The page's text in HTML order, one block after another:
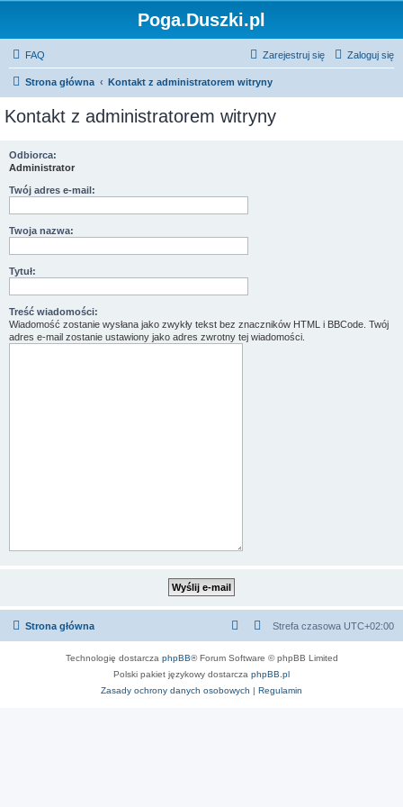
Poga.Duszki.pl
FAQ Zaloguj się
Zarejestruj się
Strona główna Kontakt z administratorem witryny
Kontakt z administratorem witryny
Odbiorca:
Administrator
Twój adres e-mail:
Twoja nazwa:
Tytuł:
Treść wiadomości:
Wiadomość zostanie wysłana jako zwykły tekst bez znaczników HTML i BBCode. Twój
adres e-mail zostanie ustawiony jako adres zwrotny tej wiadomości.
Strona główna Strefa czasowa UTC+02:00
Technologię dostarcza phpBB® Forum Software © phpBB Limited
Polski pakiet językowy dostarcza phpBB.pl
Zasady ochrony danych osobowych | Regulamin